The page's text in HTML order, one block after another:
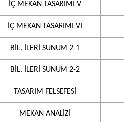
İÇ MEKAN TASARIMI V
İÇ MEKAN TASARIMI VI
BİL. İLERİ SUNUM 2-1
BİL. İLERİ SUNUM 2-2
TASARIM FELSEFESİ
MEKAN ANALİZİ